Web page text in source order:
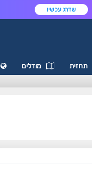
שדרג עכשיו
תחזית מודלים